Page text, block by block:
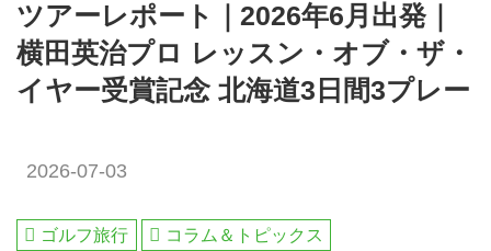
ツアーレポート｜2026年6月出発｜
横田英治プロ レッスン・オブ・ザ・
イヤー受賞記念 北海道3日間3プレー
2026-07-03
ゴルフ旅行
コラム＆トピックス